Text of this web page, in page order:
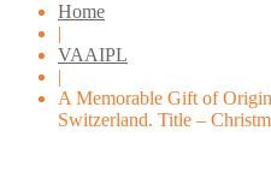
Home
|
VAAIPL
|
A Memorable Gift of
Switzerland. Title –